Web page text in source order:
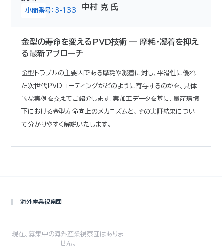
小間番号：3-133 中村 克 氏
金型の寿命を変えるPVD技術 ― 摩耗・凝着を抑え
る最新アプローチ
金型トラブルの主要因である摩耗や凝着に対し、平滑性に優れ
た次世代PVDコーティングがどのように寄与するのかを、具体
的な実例を交えてご紹介します。実加工データを基に、量産環境
下における金型寿命向上のメカニズムと、その実証結果につい
て分かりやすく解説いたします。
海外産業視察団
現在、募集中の海外産業視察団はありま
せん。